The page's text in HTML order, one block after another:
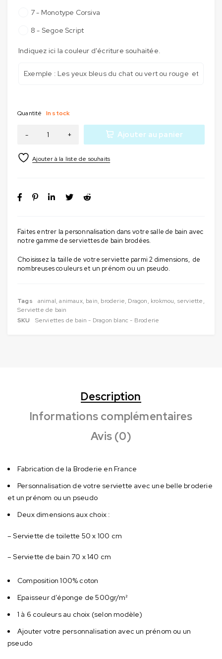
Faites entrer la personnalisation dans votre salle de bain avec
notre gamme de serviettes de bain brodées.
Choisissez la taille de votre serviette parmi 2 dimensions, de
nombreuses couleurs et un prénom ou un pseudo.
7 - Monotype Corsiva
8 - Segoe Script
Indiquez ici la couleur d'écriture souhaitée.
Quantité In stock
Ajouter au panier
Tags animal,animaux, bain, broderie, Dragon, krokmou, serviette,
Serviette de bain
SKU
Serviettes de bain - Dragon blanc - Broderie
Description
Informations complémentaires
Avis (0)
Fabrication de la Broderie en France
Personnalisation de votre serviette avec une belle broderie
et un prénom ou un pseudo
Deux dimensions aux choix :
– Serviette de toilette 50 x 100 cm
– Serviette de bain 70 x 140 cm
Composition 100% coton
Epaisseur d’éponge de 500gr/m²
1 à 6 couleurs au choix (selon modèle)
Ajouter votre personnalisation avec un prénom ou un
pseudo